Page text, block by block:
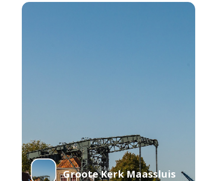
Groote Kerk Maassluis